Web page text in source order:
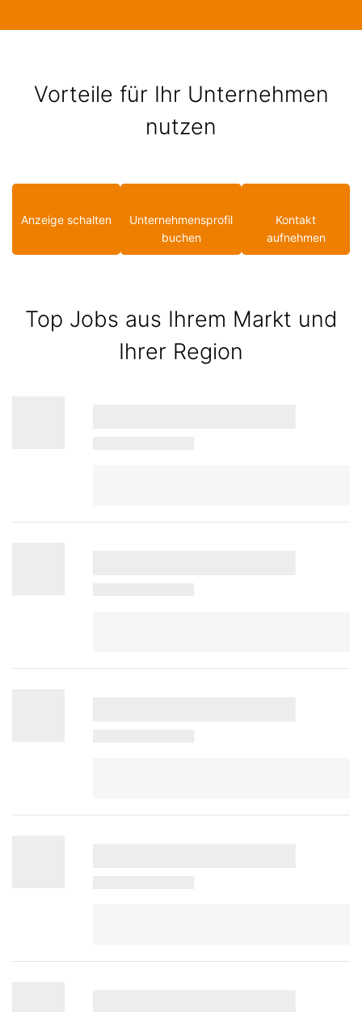
Vorteile für Ihr Unternehmen
nutzen
Anzeige schalten
Unternehmensprofil
buchen
Kontakt
aufnehmen
Top Jobs aus Ihrem Markt und
Ihrer Region